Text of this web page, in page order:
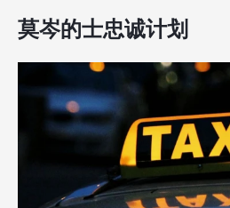
莫岑的士忠诚计划